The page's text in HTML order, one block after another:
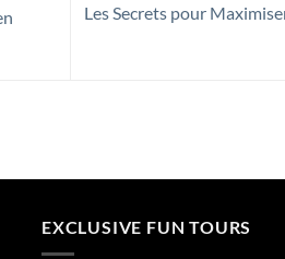
Les Secrets pour
EXCLUSIVE FUN TOURS